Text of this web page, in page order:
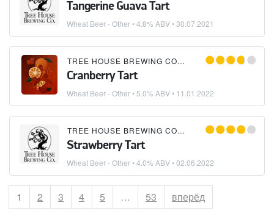
Tangerine Guava Tart
Wheat Beer - Other• 4.8% ABV •30.07.2021
TREE HOUSE BREWING COMPANY
Cranberry Tart
Wheat Beer - Other• 5.0% ABV • 11.01.2022
TREE HOUSE BREWING COMPANY
Strawberry Tart
Wheat Beer - Other• 4.0% ABV •02.06.2022
Страница
1 Страница
2 Страница
3 Страница
4 Страница
5 … Страница
53 вперёд